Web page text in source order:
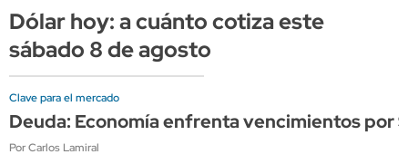
Dólar hoy: a cuánto cotiza este
sábado 8 de agosto
Clave para el mercado
Deuda: Economía enfrenta vencimientos por
Por Carlos Lamiral